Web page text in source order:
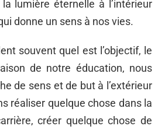
lumière éternelle à l’intérieur
donne un sens à nos vies.
souvent quel est l’objectif, le
de notre éducation, nous
de sens et de but à l’extérieur
réaliser quelque chose dans la
créer quelque chose de